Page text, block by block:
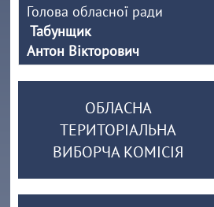
Голова обласної ради
Табунщик
Антон Вікторович
ОБЛАСНА
ТЕРИТОРІАЛЬНА
ВИБОРЧА КОМІСІЯ